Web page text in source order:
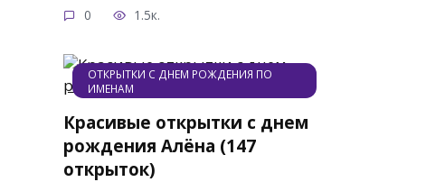
0 1.5к.
ОТКРЫТКИ С ДНЕМ РОЖДЕНИЯ ПО
ИМЕНАМ
Красивые открытки с днем
рождения Алёна (147
открыток)